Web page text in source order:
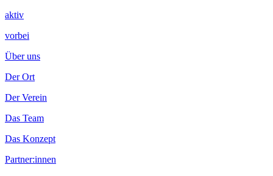
aktiv
vorbei
Über uns
Der Ort
Der Verein
Das Team
Das Konzept
Partner:innen